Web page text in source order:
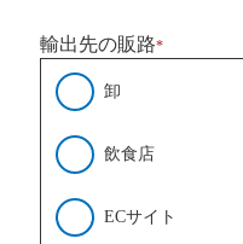
輸出先の販路*
卸
飲食店
ECサイト